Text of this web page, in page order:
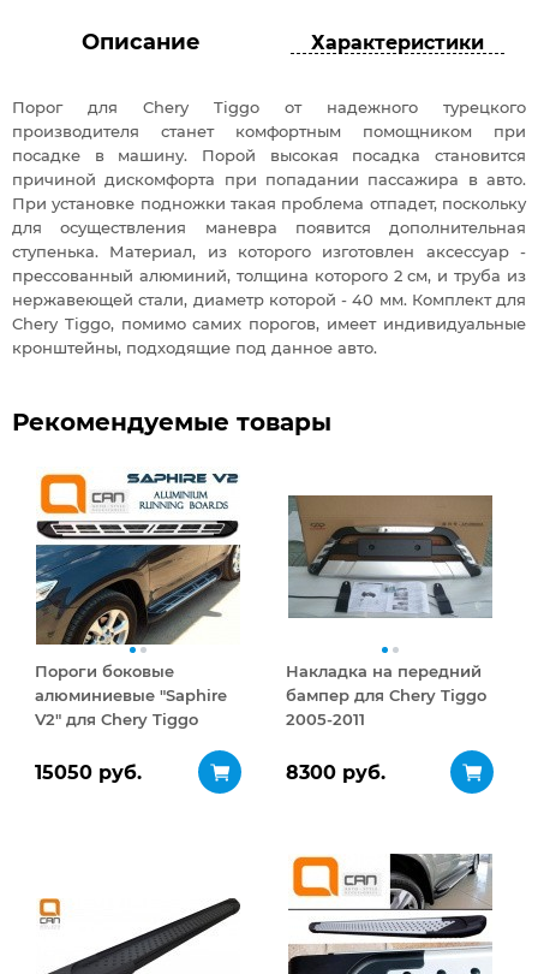
Описание Характеристики
Порог для Chery Tiggo от надежного турецкого
производителя станет комфортным помощником при
посадке в машину. Порой высокая посадка становится
причиной дискомфорта при попадании пассажира в авто.
При установке подножки такая проблема отпадет, поскольку
для осуществления маневра появится дополнительная
ступенька. Материал, из которого изготовлен аксессуар -
прессованный алюминий, толщина которого 2 см, и труба из
нержавеющей стали, диаметр которой - 40 мм. Комплект для
Chery Tiggo, помимо самих порогов, имеет индивидуальные
кронштейны, подходящие под данное авто.
Рекомендуемые товары
Пороги боковые
алюминиевые "Saphire
V2" для Chery Tiggo
15050 руб.
Накладка на передний
бампер для Chery Tiggo
2005-2011
8300 руб.